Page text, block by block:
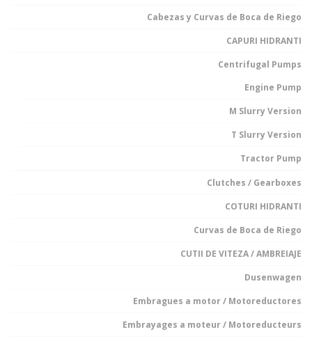
Cabezas y Curvas de Boca de Riego
CAPURI HIDRANTI
Centrifugal Pumps
Engine Pump
M Slurry Version
T Slurry Version
Tractor Pump
Clutches / Gearboxes
COTURI HIDRANTI
Curvas de Boca de Riego
CUTII DE VITEZA / AMBREIAJE
Dusenwagen
Embragues a motor / Motoreductores
Embrayages a moteur / Motoreducteurs